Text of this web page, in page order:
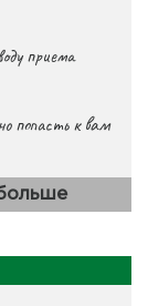
приема
попасть к вам